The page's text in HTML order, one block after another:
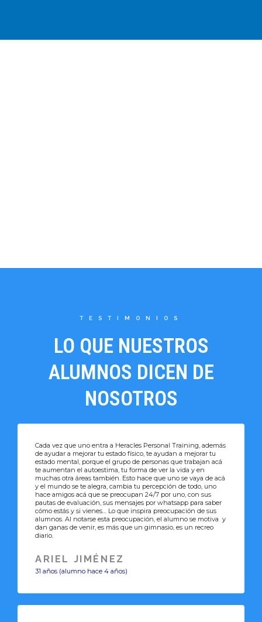
TESTIMONIOS
LO QUE NUESTROS
ALUMNOS DICEN DE
NOSOTROS
Cada vez que uno entra a Heracles Personal Training, además
de ayudar a mejorar tu estado físico, te ayudan a mejorar tu
estado mental, porque el grupo de personas que trabajan acá
te aumentan el autoestima, tu forma de ver la vida y en
muchas otra áreas también. Esto hace que uno se vaya de acá
y el mundo se te alegra, cambia tu percepción de todo, uno
hace amigos acá que se preocupan 24/7 por uno, con sus
pautas de evaluación, sus mensajes por whatsapp para saber
cómo estás y si vienes… Lo que inspira preocupación de sus
alumnos. Al notarse esta preocupación, el alumno se motiva y
dan ganas de venir, es más que un gimnasio, es un recreo
diario.
ARIEL JIMÉNEZ
31 años (alumno hace 4 años)